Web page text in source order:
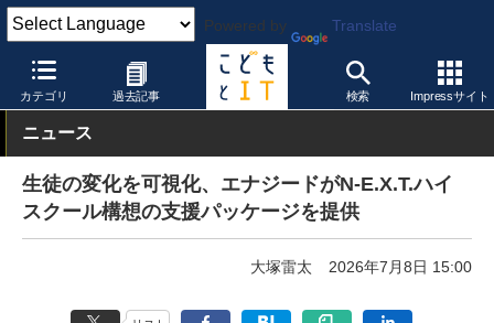
Powered by Translate
カテゴリ 過去記事 検索 Impressサイト
こどもとIT 製品・サービス
ニュース
生徒の変化を可視化、エナジードがN-E.X.T.ハイ
スクール構想の支援パッケージを提供
大塚雷太 2026年7月8日 15:00